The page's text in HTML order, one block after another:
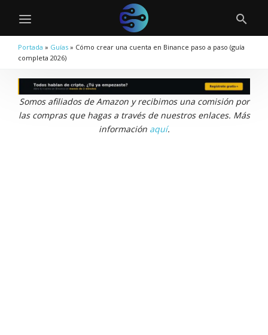
Portada » Guías » Cómo crear una cuenta en Binance paso a paso (guía
completa 2026)
Somos afiliados de Amazon y recibimos una comisión por
las compras que hagas a través de nuestros enlaces. Más
información aquí.